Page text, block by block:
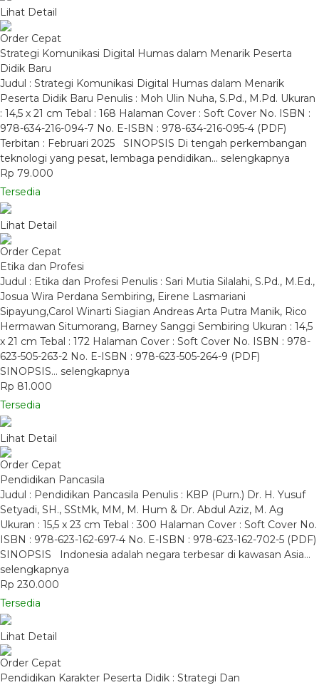
Lihat Detail
Order Cepat
Strategi Komunikasi Digital Humas dalam Menarik Peserta
Didik Baru
Judul : Strategi Komunikasi Digital Humas dalam Menarik
Peserta Didik Baru Penulis : Moh Ulin Nuha, S.Pd., M.Pd. Ukuran
: 14,5 x 21 cm Tebal : 168 Halaman Cover : Soft Cover No. ISBN :
978-634-216-094-7 No. E-ISBN : 978-634-216-095-4 (PDF)
Terbitan : Februari 2025 SINOPSIS Di tengah perkembangan
teknologi yang pesat, lembaga pendidikan… selengkapnya
Rp 79.000
Tersedia
Lihat Detail
Order Cepat
Etika dan Profesi
Judul : Etika dan Profesi Penulis : Sari Mutia Silalahi, S.Pd., M.Ed.,
Josua Wira Perdana Sembiring, Eirene Lasmariani
Sipayung,Carol Winarti Siagian Andreas Arta Putra Manik, Rico
Hermawan Situmorang, Barney Sanggi Sembiring Ukuran : 14,5
x 21 cm Tebal : 172 Halaman Cover : Soft Cover No. ISBN : 978-
623-505-263-2 No. E-ISBN : 978-623-505-264-9 (PDF)
SINOPSIS… selengkapnya
Rp 81.000
Tersedia
Lihat Detail
Order Cepat
Pendidikan Pancasila
Judul : Pendidikan Pancasila Penulis : KBP (Purn.) Dr. H. Yusuf
Setyadi, SH., SStMk, MM, M. Hum & Dr. Abdul Aziz, M. Ag
Ukuran : 15,5 x 23 cm Tebal : 300 Halaman Cover : Soft Cover No.
ISBN : 978-623-162-697-4 No. E-ISBN : 978-623-162-702-5 (PDF)
SINOPSIS Indonesia adalah negara terbesar di kawasan Asia…
selengkapnya
Rp 230.000
Tersedia
Lihat Detail
Order Cepat
Pendidikan Karakter Peserta Didik : Strategi Dan